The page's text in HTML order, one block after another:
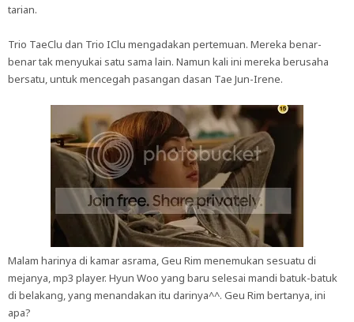
tarian.
Trio TaeClu dan Trio IClu mengadakan pertemuan. Mereka benar-
benar tak menyukai satu sama lain. Namun kali ini mereka berusaha
bersatu, untuk mencegah pasangan dasan Tae Jun-Irene.
Malam harinya di kamar asrama, Geu Rim menemukan sesuatu di
mejanya, mp3 player. Hyun Woo yang baru selesai mandi batuk-batuk
di belakang, yang menandakan itu darinya^^. Geu Rim bertanya, ini
apa?